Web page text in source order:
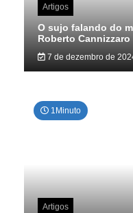
Artigos
O sujo falando do
Roberto Cannizzaro
7 de dezembro de
1Minuto
Artigos